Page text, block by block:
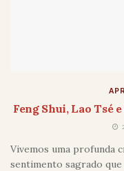
Feng Shui, Lao Tsé
Vivemos uma profunda
sentimento sagrado que